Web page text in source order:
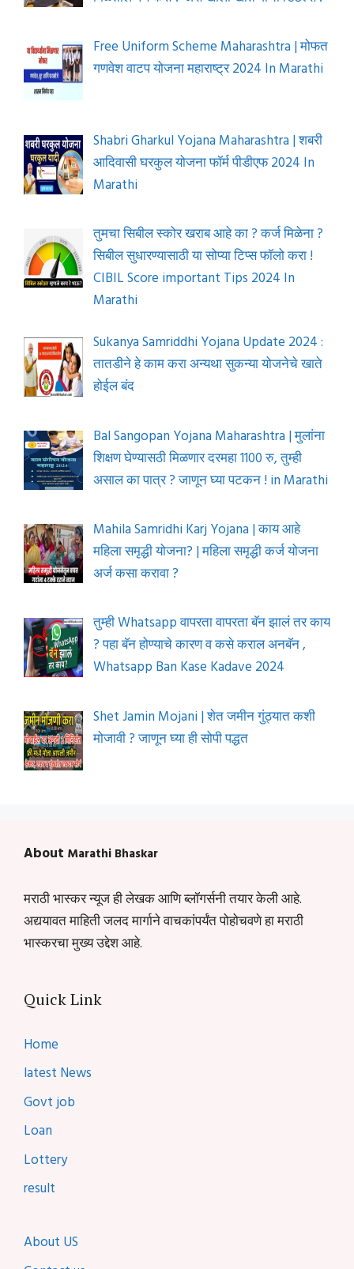
Free Uniform Scheme Maharashtra | मोफत
गणवेश वाटप योजना महाराष्ट्र 2024 In Marathi
Shabri Gharkul Yojana Maharashtra | शबरी
आदिवासी घरकुल योजना फॉर्म पीडीएफ 2024 In
Marathi
तुमचा सिबील स्कोर खराब आहे का ? कर्ज मिळेना ?
सिबील सुधारण्यासाठी या सोप्या टिप्स फॉलो करा !
CIBIL Score important Tips 2024 In
Marathi
Sukanya Samriddhi Yojana Update 2024 :
तातडीने हे काम करा अन्यथा सुकन्या योजनेचे खाते
होईल बंद
Bal Sangopan Yojana Maharashtra | मुलांना
शिक्षण घेण्यासठी मिळणार दरमहा 1100 रु, तुम्ही
असाल का पात्र ? जाणून घ्या पटकन ! in Marathi
Mahila Samridhi Karj Yojana | काय आहे
महिला समृद्धी योजना? | महिला समृद्धी कर्ज योजना
अर्ज कसा करावा ?
तुम्ही Whatsapp वापरता वापरता बॅन झालं तर काय
? पहा बॅन होण्याचे कारण व कसे कराल अनबॅन ,
Whatsapp Ban Kase Kadave 2024
Shet Jamin Mojani | शेत जमीन गुंठ्यात कशी
मोजावी ? जाणून घ्या ही सोपी पद्धत
About Marathi Bhaskar
मराठी भास्कर न्यूज ही लेखक आणि ब्लॉगर्सनी तयार केली आहे.
अद्ययावत माहिती जलद मार्गाने वाचकांपर्यंत पोहोचवणे हा मराठी
भास्करचा मुख्य उद्देश आहे.
Quick Link
Home
latest News
Govt job
Loan
Lottery
result
About US